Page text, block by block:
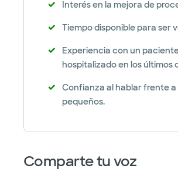
Interés en la mejora de
Tiempo disponible para ser
Experiencia con un
hospitalizado en los últimos
Confianza al hablar frente
pequeños.
Comparte tu voz